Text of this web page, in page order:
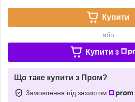
Купити
або
Купити з
Що таке купити з Пром?
Замовлення під захистом